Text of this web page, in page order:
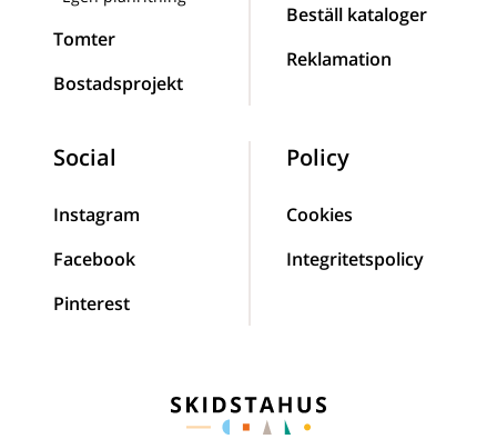
Tomter
Bostadsprojekt
Beställ kataloger
Reklamation
Social
Instagram
Facebook
Pinterest
Policy
Cookies
Integritetspolicy